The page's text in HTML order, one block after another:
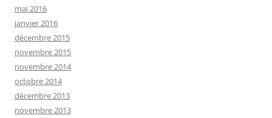
mai 2016
janvier 2016
décembre 2015
novembre 2015
novembre 2014
octobre 2014
décembre 2013
novembre 2013